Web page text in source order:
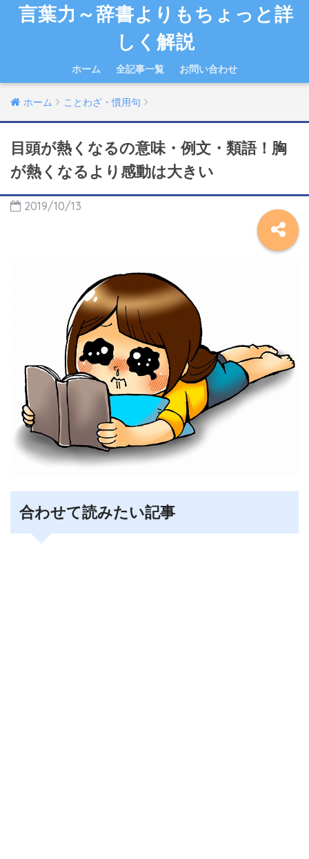
言葉力～辞書よりもちょっと詳
しく解説
ホーム 全記事一覧 お問い合わせ
ホーム ことわざ・慣用句
目頭が熱くなるの意味・例文・類語！胸
が熱くなるより感動は大きい
2019/10/13
合わせて読みたい記事